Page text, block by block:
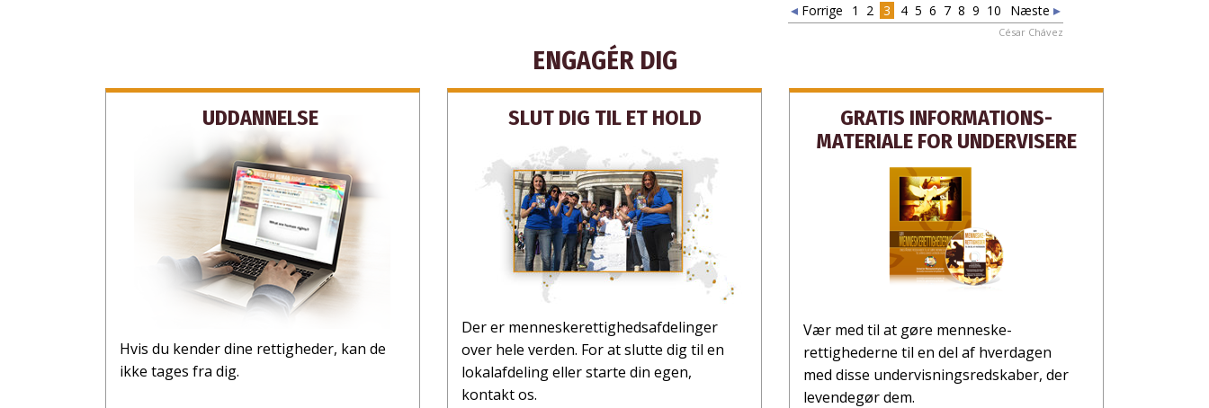
Næste
1 2 3 4 5 6 7 8 9 10
Forrige
César Chávez
ENGAGÉR DIG
UDDANNELSE
Hvis du kender dine rettigheder, kan de
ikke tages fra dig.
SLUT DIG TIL ET HOLD
Der er menneske­rettigheds­afdelinger
over hele verden. For at slutte dig til en
lokalafdeling eller starte din egen,
kontakt os.
GRATIS INFORMATIONS­
MATERIALE FOR UNDERVISERE
Vær med til at gøre menneske­
rettighederne til en del af hverdagen
med disse undervisningsredskaber, der
levendegør dem.